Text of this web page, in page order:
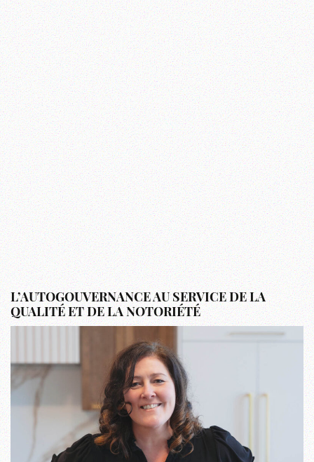
L’AUTOGOUVERNANCE AU SERVICE DE LA
QUALITÉ ET DE LA NOTORIÉTÉ